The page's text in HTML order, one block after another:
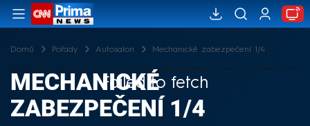
Domů Pořady Autosalon Mechanické zabezpečení 1/4
Failed to fetch
MECHANICKÉ
ZABEZPEČENÍ 1/4